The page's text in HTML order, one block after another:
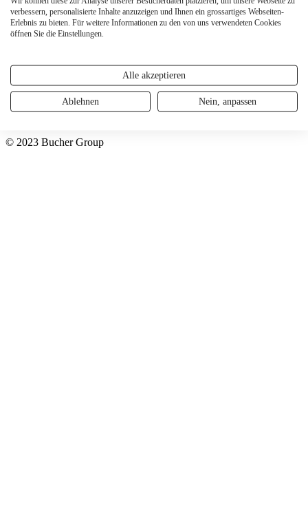
LinkedIn
Datenschutzerklärung
Impressum
Datenschutzerklärung
© 2023 Bucher Group
verbessern, personalisierte Inhalte anzuzeigen und Ihnen ein grossartiges Webseiten-
Erlebnis zu bieten. Für weitere Informationen zu den von uns verwendeten Cookies
öffnen Sie die Einstellungen.
Alle akzeptieren
Ablehnen Nein, anpassen